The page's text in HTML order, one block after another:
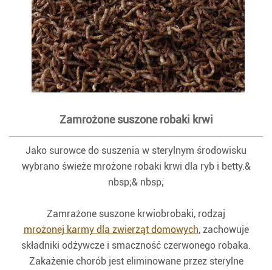
Zamrożone suszone robaki krwi
Jako surowce do suszenia w sterylnym środowisku
wybrano świeże mrożone robaki krwi dla ryb i betty.&
nbsp;& nbsp;
Zamrażone suszone krwiobrobaki, rodzaj
mrożonej karmy dla zwierząt domowych, zachowuje
składniki odżywcze i smaczność czerwonego robaka.
Zakażenie chorób jest eliminowane przez sterylne